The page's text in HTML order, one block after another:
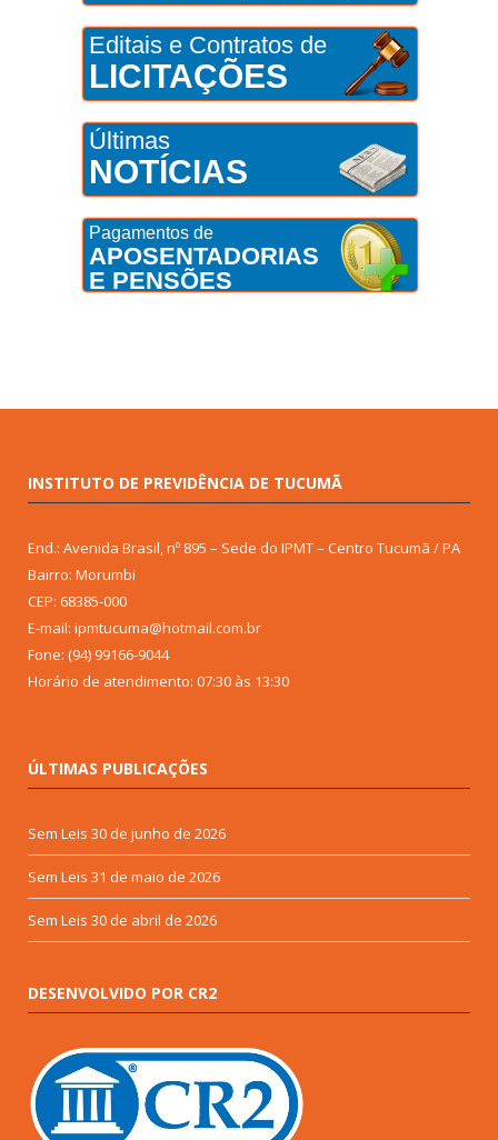
Editais e Contratos de
LICITAÇÕES
Últimas
NOTÍCIAS
Pagamentos de
APOSENTADORIAS
E PENSÕES
INSTITUTO DE PREVIDÊNCIA DE TUCUMÃ
End.: Avenida Brasil, nº 895 – Sede do IPMT – Centro Tucumã / PA
Bairro: Morumbi
CEP: 68385-000
E-mail: ipmtucuma@hotmail.com.br
Fone: (94) 99166-9044
Horário de atendimento: 07:30 às 13:30
ÚLTIMAS PUBLICAÇÕES
Sem Leis 30 de junho de 2026
Sem Leis 31 de maio de 2026
Sem Leis 30 de abril de 2026
DESENVOLVIDO POR CR2